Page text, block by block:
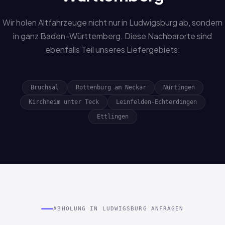
Wir holen Altfahrzeuge nicht nur in Ludwigsburg ab, sondern
in ganz Baden-Württemberg. Diese Nachbarorte sind
ebenfalls Teil unseres Liefergebiets:
Bruchsal Rottenburg am Neckar Nürtingen
Kirchheim unter Teck Leinfelden-Echterdingen
Ettlingen
ABHOLUNG IN LUDWIGSBURG ANFRAGEN